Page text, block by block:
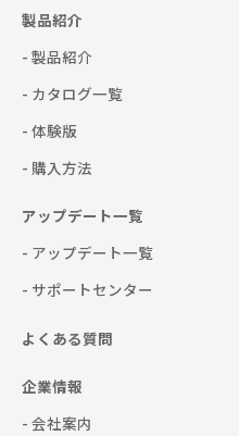
製品紹介
- 製品紹介
- カタログ一覧
- 体験版
- 購入方法
アップデート一覧
- アップデート一覧
- サポートセンター
よくある質問
企業情報
- 会社案内